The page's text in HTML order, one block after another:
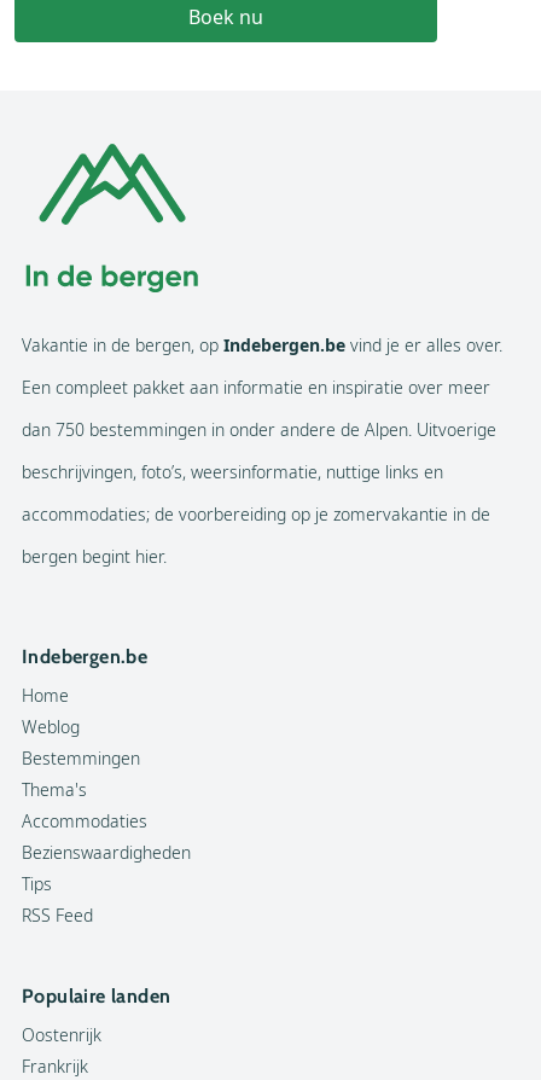
Boek nu
Vakantie in de bergen, op Indebergen.be vind je er alles over.
Een compleet pakket aan informatie en inspiratie over meer
dan 750 bestemmingen in onder andere de Alpen. Uitvoerige
beschrijvingen, foto’s, weersinformatie, nuttige links en
accommodaties; de voorbereiding op je zomervakantie in de
bergen begint hier.
Indebergen.be
Home
Weblog
Bestemmingen
Thema's
Accommodaties
Bezienswaardigheden
Tips
RSS Feed
Populaire landen
Oostenrijk
Frankrijk